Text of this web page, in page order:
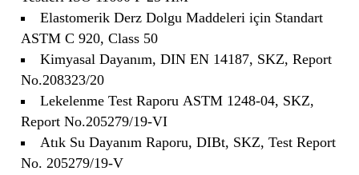
Elastomerik Derz Dolgu Maddeleri için Standart
ASTM C 920, Class 50
Kimyasal Dayanım, DIN EN 14187, SKZ, Report
No.208323/20
Lekelenme Test Raporu ASTM 1248-04, SKZ,
Report No.205279/19-VI
Atık Su Dayanım Raporu, DIBt, SKZ, Test Report
No. 205279/19-V